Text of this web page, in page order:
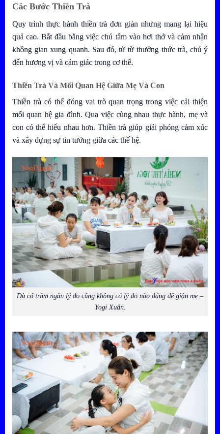
Các Bước Thiền Trà
Quy trình thực hành thiền trà đơn giản nhưng mang lại hiệu
quả cao. Bắt đầu bằng việc chú tâm vào hơi thở và cảm nhận
không gian xung quanh. Sau đó, từ từ thưởng thức trà, chú ý
đến hương vị và cảm giác trong cơ thể.
Thiền Trà Và Mối Quan Hệ Giữa Mẹ Và Con
Thiền trà có thể đóng vai trò quan trọng trong việc cải thiện
mối quan hệ gia đình. Qua việc cùng nhau thực hành, mẹ và
con có thể hiểu nhau hơn. Thiền trà giúp giải phóng cảm xúc
và xây dựng sự tin tưởng giữa các thế hệ.
Dù có trăm ngàn lý do cũng không có lý do nào đáng để giận mẹ –
Yogi Xuân.